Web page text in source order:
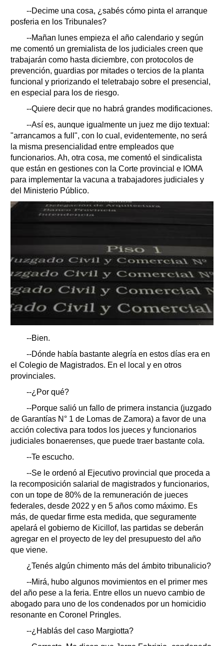
--Decime una cosa, ¿sabés cómo pinta el arranque
posferia en los Tribunales?
--Mañan lunes empieza el año calendario y según
me comentó un gremialista de los judiciales creen que
trabajarán como hasta diciembre, con protocolos de
prevención, guardias por mitades o tercios de la planta
funcional y priorizando el teletrabajo sobre el presencial,
en especial para los de riesgo.
--Quiere decir que no habrá grandes modificaciones.
--Así es, aunque igualmente un juez me dijo textual:
"arrancamos a full", con lo cual, evidentemente, no será
la misma presencialidad entre empleados que
funcionarios. Ah, otra cosa, me comentó el sindicalista
que están en gestiones con la Corte provincial e IOMA
para implementar la vacuna a trabajadores judiciales y
del Ministerio Público.
--Bien.
--Dónde había bastante alegría en estos días era en
el Colegio de Magistrados. En el local y en otros
provinciales.
--¿Por qué?
--Porque salió un fallo de primera instancia (juzgado
de Garantías N° 1 de Lomas de Zamora) a favor de una
acción colectiva para todos los jueces y funcionarios
judiciales bonaerenses, que puede traer bastante cola.
--Te escucho.
--Se le ordenó al Ejecutivo provincial que proceda a
la recomposición salarial de magistrados y funcionarios,
con un tope de 80% de la remuneración de jueces
federales, desde 2022 y en 5 años como máximo. Es
más, de quedar firme esta medida, que seguramente
apelará el gobierno de Kicillof, las partidas se deberán
agregar en el proyecto de ley del presupuesto del año
que viene.
¿Tenés algún chimento más del ámbito tribunalicio?
--Mirá, hubo algunos movimientos en el primer mes
del año pese a la feria. Entre ellos un nuevo cambio de
abogado para uno de los condenados por un homicidio
resonante en Coronel Pringles.
--¿Hablás del caso Margiotta?